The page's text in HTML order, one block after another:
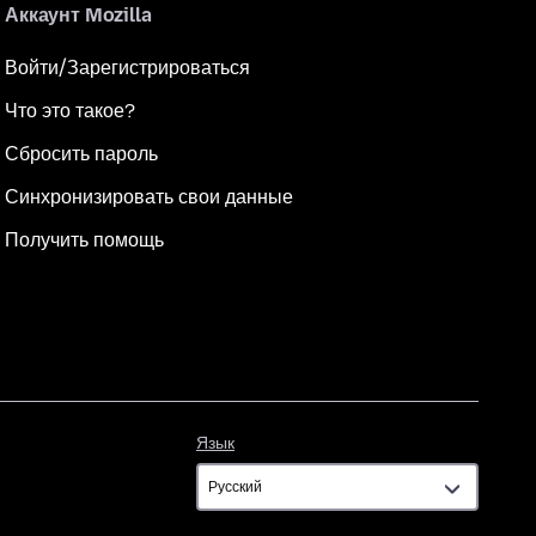
Аккаунт Mozilla
Войти/Зарегистрироваться
Что это такое?
Сбросить пароль
Синхронизировать свои данные
Получить помощь
Язык